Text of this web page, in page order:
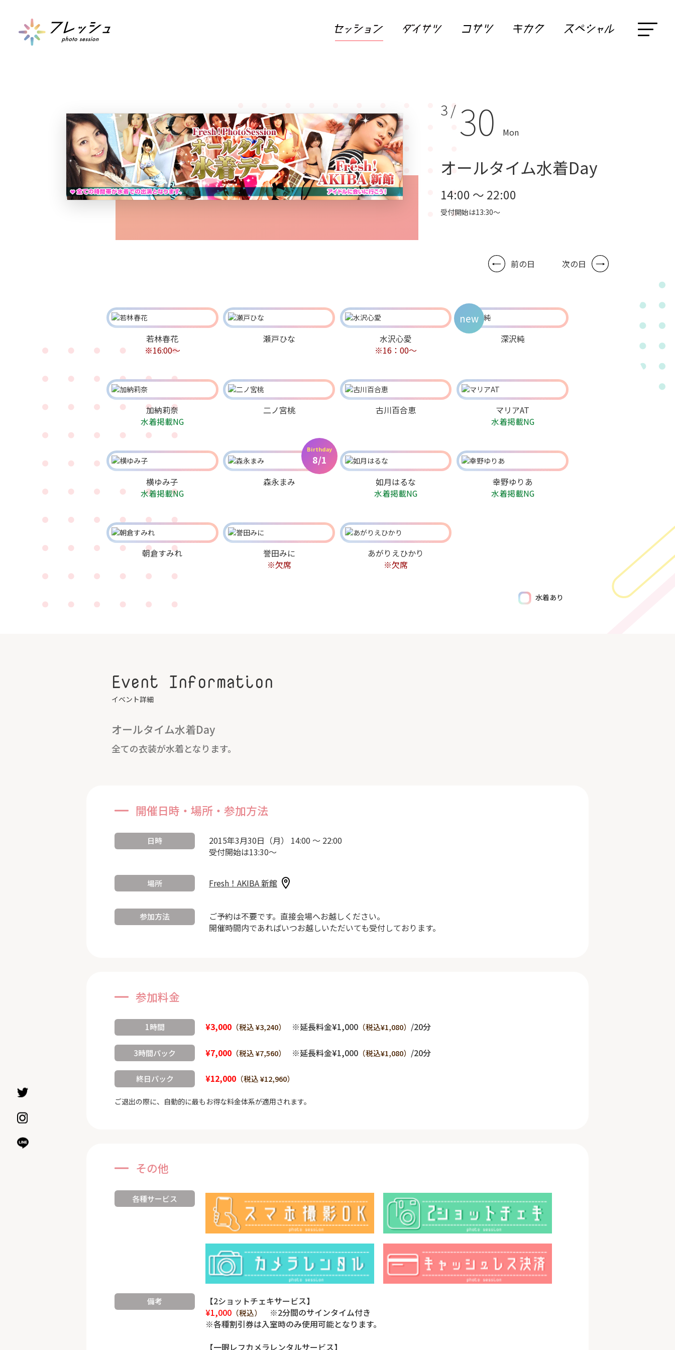
3 / 30 Mon
オールタイム水着Day
14:00 ～ 22:00
受付開始は13:30～
前の日 次の日
若林春花
※16:00〜
瀬戸ひな
Birthday
8/1
水沢心愛
※16：00～
深沢純
new
加納莉奈
水着掲載NG
二ノ宮桃 古川百合恵
マリアAT
水着掲載NG
横ゆみ子
水着掲載NG
森永まみ
如月はるな
水着掲載NG
幸野ゆりあ
水着掲載NG
朝倉すみれ
誉田みに
※欠席
あがりえひかり
※欠席
水着あり
Event Information
イベント詳細
オールタイム水着Day
全ての衣装が水着となります。
開催日時・場所・参加方法
日時
2015年3月30日（月） 14:00 ～ 22:00
受付開始は13:30～
場所 Fresh！AKIBA 新館
参加方法
ご予約は不要です。直接会場へお越しください。
開催時間内であればいつお越しいただいても受付しております。
参加料金
1時間 ¥3,000 （税込 ¥3,240） ※延長料金¥1,000 （税込¥1,080） /20分
3時間パック ¥7,000 （税込 ¥7,560） ※延長料金¥1,000 （税込¥1,080） /20分
終日パック ¥12,000 （税込 ¥12,960）
ご退出の際に、自動的に最もお得な料金体系が適用されます。
その他
各種サービス
備考
【2ショットチェキサービス】
¥1,000 （税込）
※2分間のサインタイム付き
※各種割引券は入室時のみ使用可能となります。
【一眼レフカメラレンタルサービス】